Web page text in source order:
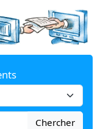
Chercher